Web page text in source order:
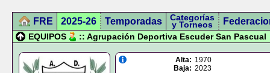
FRE 2025-26 Temporadas Categorías
y Torneos
EQUIPOS :: Agrupación Deportiva Escuder San Pascual
Alta: 1970
Baja: 2023